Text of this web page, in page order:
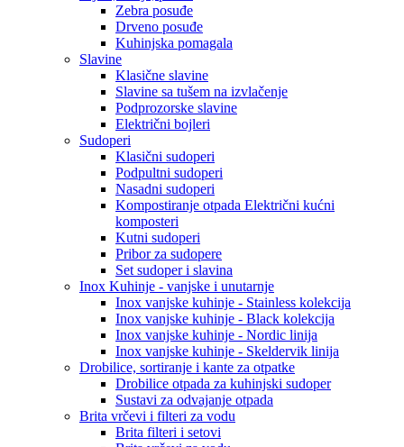
Zebra posuđe
Drveno posuđe
Kuhinjska pomagala
Slavine
Klasične slavine
Slavine sa tušem na izvlačenje
Podprozorske slavine
Električni bojleri
Sudoperi
Klasični sudoperi
Podpultni sudoperi
Nasadni sudoperi
Kompostiranje otpada Električni kućni
komposteri
Kutni sudoperi
Pribor za sudopere
Set sudoper i slavina
Inox Kuhinje - vanjske i unutarnje
Inox vanjske kuhinje - Stainless kolekcija
Inox vanjske kuhinje - Black kolekcija
Inox vanjske kuhinje - Nordic linija
Inox vanjske kuhinje - Skeldervik linija
Drobilice, sortiranje i kante za otpatke
Drobilice otpada za kuhinjski sudoper
Sustavi za odvajanje otpada
Brita vrčevi i filteri za vodu
Brita filteri i setovi